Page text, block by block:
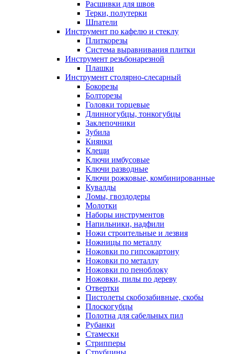
Расшивки для швов
Терки, полутерки
Шпатели
Инструмент по кафелю и стеклу
Плиткорезы
Система выравнивания плитки
Инструмент резьбонарезной
Плашки
Инструмент столярно-слесарный
Бокорезы
Болторезы
Головки торцевые
Длинногубцы, тонкогубцы
Заклепочники
Зубила
Киянки
Клещи
Ключи имбусовые
Ключи разводные
Ключи рожковые, комбинированные
Кувалды
Ломы, гвоздодеры
Молотки
Наборы инструментов
Напильники, надфили
Ножи строительные и лезвия
Ножницы по металлу
Ножовки по гипсокартону
Ножовки по металлу
Ножовки по пеноблоку
Ножовки, пилы по дереву
Отвертки
Пистолеты скобозабивные, скобы
Плоскогубцы
Полотна для сабельных пил
Рубанки
Стамески
Стрипперы
Струбцины